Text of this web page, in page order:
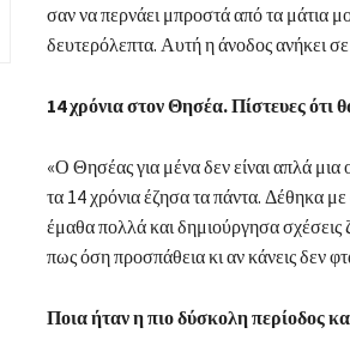
σαν να περνάει μπροστά από τα μάτια
δευτερόλεπτα. Αυτή η άνοδος ανήκει
14 χρόνια στον Θησέα. Πίστευες ότι
«Ο Θησέας για μένα δεν είναι απλά
τα 14 χρόνια έζησα τα πάντα. Δέθηκα
έμαθα πολλά και δημιούργησα σχέσεις
πως όση προσπάθεια κι αν κάνεις δεν
Ποια ήταν η πιο δύσκολη περίοδος